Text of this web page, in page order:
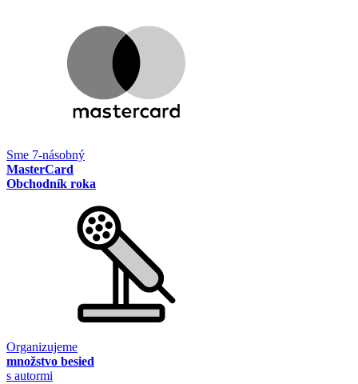
Sme 7-násobný
MasterCard
Obchodník roka
Organizujeme
množstvo besied
s autormi